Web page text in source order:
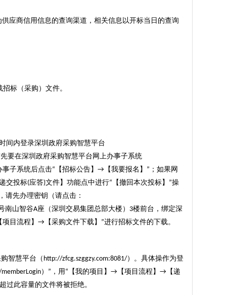
供应商信用信息的查询渠道，相关信息以开标当日的查询
标（采购）文件。
间内登录深圳政府采购智慧平台
要在深圳政府采购智慧平台网上办事子系统
事子系统后点击“ 【招标公告】 → 【我要报名】 ” ；如果网
递交投标(应答)文件】功能点中进行“ 【撤回本次投标】 ”操
请先办理密钥（请点击：
南山智谷A座（深圳交易集团总部大楼） 3楼前台 ， 绑定深
项目流程】 → 【采购文件下载】 ”进行招标文件的下载。
智慧平台（http://zfcg.szggzy.com:8081/）。具体操作为登
） ” ，用 “ 【我的项目】 → 【项目流程】 → 【递
超过此容量的文件将被拒绝。